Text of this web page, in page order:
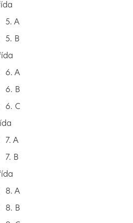
5. A
5. B
6. A
6. B
6. C
7. A
7. B
8. A
8. B